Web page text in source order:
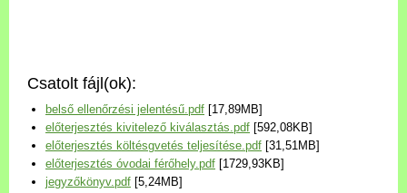
Választási információk
Versenyképes Járások
Program
Csatolt fájl(ok):
belső ellenőrzési jelentésű.pdf [17,89MB]
előterjesztés kivitelező kiválasztás.pdf [592,08KB]
előterjesztés költésgvetés teljesítése.pdf [31,51MB]
előterjesztés óvodai férőhely.pdf [1729,93KB]
jegyzőkönyv.pdf [5,24MB]